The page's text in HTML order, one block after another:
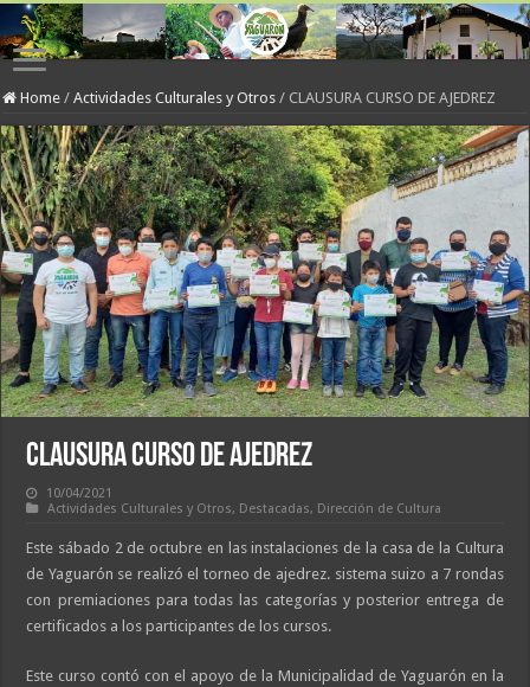
Home / Actividades Culturales y Otros / CLAUSURA CURSO DE AJEDREZ
CLAUSURA CURSO DE AJEDREZ
10/04/2021
Actividades Culturales y Otros, Destacadas, Dirección de Cultura
Este sábado 2 de octubre en las instalaciones de la casa de la Cultura
de Yaguarón se realizó el torneo de ajedrez. sistema suizo a 7 rondas
con premiaciones para todas las categorías y posterior entrega de
certificados a los participantes de los cursos.
Este curso contó con el apoyo de la Municipalidad de Yaguarón en la